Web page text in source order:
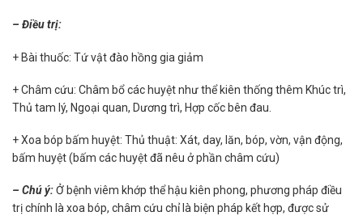
– Điều trị:
+ Bài thuốc: Tứ vật đào hồng gia giảm
+ Châm cứu: Châm bổ các huyệt như thể kiên thống thêm Khúc trì,
Thủ tam lý, Ngoại quan, Dương trì, Hợp cốc bên đau.
+ Xoa bóp bấm huyệt: Thủ thuật: Xát, day, lăn, bóp, vờn, vận động,
bấm huyệt (bấm các huyệt đã nêu ở phần châm cứu)
– Chú ý:Ở bệnh viêm khớp thể hậu kiên phong, phương pháp điều
trị chính là xoa bóp, châm cứu chỉ là biện pháp kết hợp, được sử